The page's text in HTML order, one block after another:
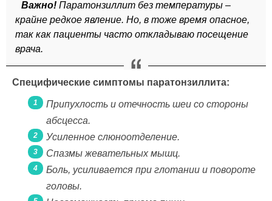
Важно! Паратонзиллит без температуры –
крайне редкое явление. Но, в тоже время опасное,
так как пациенты часто откладываю посещение
врача.
Специфические симптомы паратонзиллита:
Припухлость и отечность шеи со стороны
абсцесса.
Усиленное слюноотделение.
Спазмы жевательных мышц.
Боль, усиливается при глотании и повороте
головы.